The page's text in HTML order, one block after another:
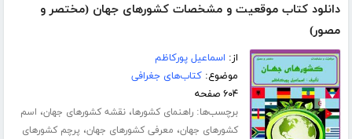
دانلود کتاب موقعیت و مشخصات کشورهای جهان (مختصر و
مصور)
از: اسماعیل پورکاظم
موضوع:کتاب‌های جغرافی
۶۰۴ صفحه
برچسب‌ها:راهنمای کشورها،نقشه کشورهای جهان، اسم
کشورهای جهان، معرفی کشورهای جهان، پرچم کشورهای